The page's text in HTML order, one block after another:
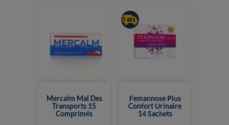
Mercalm Mal Des
Transports 15
Comprimés
Femannose Plus
Confort Urinaire
14 Sachets